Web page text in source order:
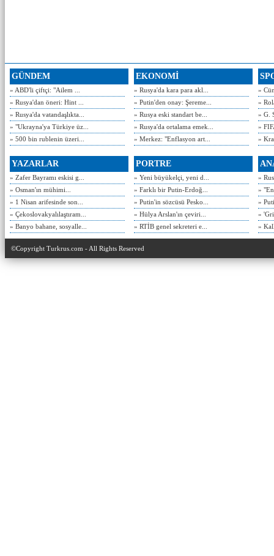
GÜNDEM
» ABD'li çiftçi: "Ailem ...
» Rusya'dan öneri: Hint ...
» Rusya'da vatandaşlıkta...
» "Ukrayna'ya Türkiye üz...
» 500 bin rublenin üzeri...
EKONOMİ
» Rusya'da kara para akl...
» Putin'den onay: Şereme...
» Rusya eski standart be...
» Rusya'da ortalama emek...
» Merkez: "Enflasyon art...
»
»
» G.
»
»
YAZARLAR
» Zafer Bayramı eskisi g...
» Osman'ın mühimi...
» 1 Nisan arifesinde son...
» Çekoslovakyalılaştıram...
» Banyo bahane, sosyalle...
PORTRE
» Yeni büyükelçi, yeni d...
» Farklı bir Putin-Erdoğ...
» Putin'in sözcüsü Pesko...
» Hülya Arslan'ın çeviri...
» RTİB genel sekreteri e...
»
»
»
»
»
©Copyright Turkrus.com - All Rights Reserved